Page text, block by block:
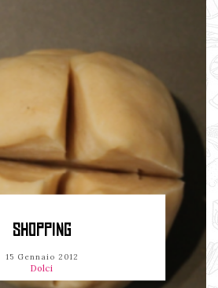
SHOPPING
15 Gennaio 2012
Dolci